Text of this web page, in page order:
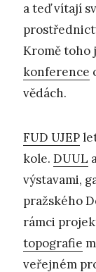
a teď vítají
Kromě toho
konference
vědách.
FUD UJEP
kole. DUUL
výstavami,
pražského
rámci
topografie
veřejném